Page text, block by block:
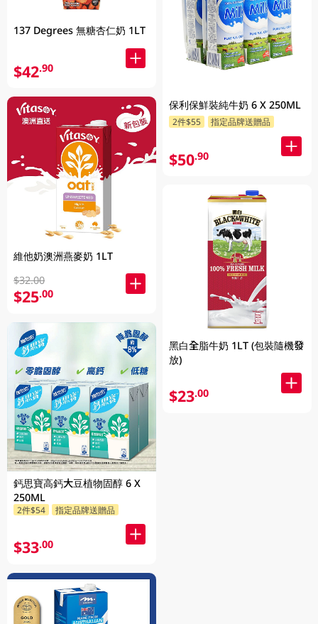
137 Degrees 無糖杏仁奶 1LT
$42.90
維他奶澳洲燕麥奶 1LT
$32.00
$25.00
鈣思寶高鈣大豆植物固醇 6 X
250ML
2件$54 指定品牌送贈品
$33.00
保利保鮮裝純牛奶 6 X 250ML
2件$55 指定品牌送贈品
$50.90
黑白全脂牛奶 1LT (包裝隨機發
放)
$23.00